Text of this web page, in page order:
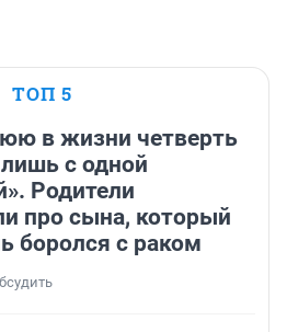
ТОП 5
в жизни четверть
с одной
Родители
про сына, который
боролся с раком